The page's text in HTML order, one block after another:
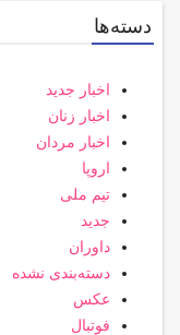
دسته‌ها
اخبار جدید
اخبار زنان
اخبار مردان
اروپا
تیم ملی
جدید
داوران
دسته‌بندی نشده
عکس
فوتبال